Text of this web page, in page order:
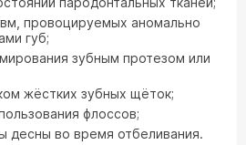
провоцируемых аномально
губ;
зубным протезом или
жёстких зубных щёток;
флоссов;
десны во время отбеливания.